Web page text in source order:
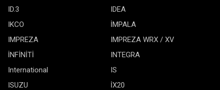
ID.3
IDEA
IKCO
İMPALA
IMPREZA
IMPREZA WRX / XV
İNFİNİTİ
INTEGRA
International
IS
ISUZU
İX20